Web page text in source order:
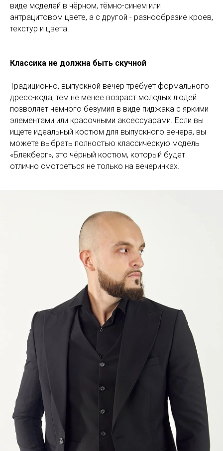
виде моделей в чёрном, тёмно-синем или
антрацитовом цвете, а с другой - разнообразие кроев,
текстур и цвета.
Классика не должна быть скучной
Традиционно, выпускной вечер требует формального
дресс-кода, тем не менее возраст молодых людей
позволяет немного безумия в виде пиджака с яркими
элементами или красочными аксессуарами. Если вы
ищете идеальный костюм для выпускного вечера, вы
можете выбрать полностью классическую модель
«Блекберг», это чёрный костюм, который будет
отлично смотреться не только на вечеринках.